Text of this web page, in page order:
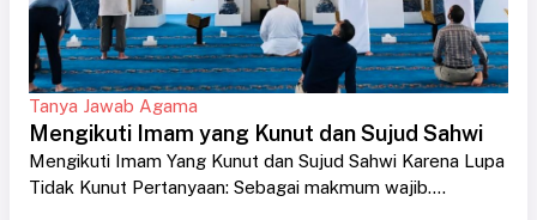
Tanya Jawab Agama
Mengikuti Imam yang Kunut dan Sujud Sahwi
Mengikuti Imam Yang Kunut dan Sujud Sahwi Karena Lupa
Tidak Kunut Pertanyaan: Sebagai makmum wajib....